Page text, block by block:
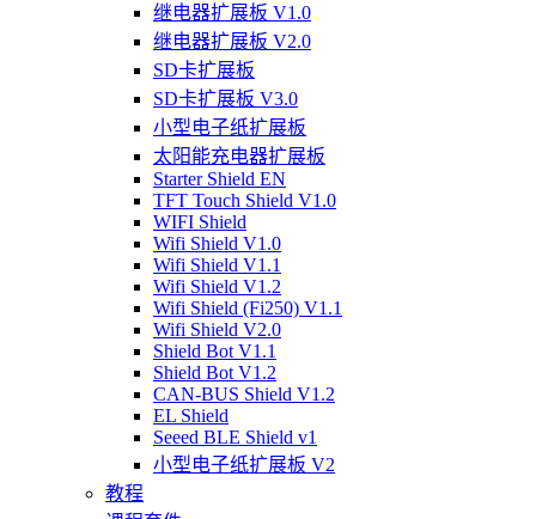
继电器扩展板 V1.0
继电器扩展板 V2.0
SD卡扩展板
SD卡扩展板 V3.0
小型电子纸扩展板
太阳能充电器扩展板
Starter Shield EN
TFT Touch Shield V1.0
WIFI Shield
Wifi Shield V1.0
Wifi Shield V1.1
Wifi Shield V1.2
Wifi Shield (Fi250) V1.1
Wifi Shield V2.0
Shield Bot V1.1
Shield Bot V1.2
CAN-BUS Shield V1.2
EL Shield
Seeed BLE Shield v1
小型电子纸扩展板 V2
教程